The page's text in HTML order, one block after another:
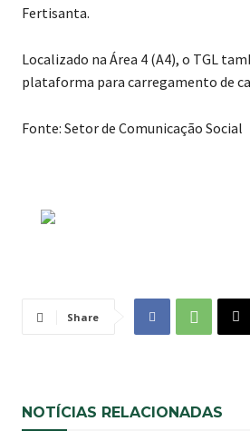
Fertisanta.
Localizado na Área 4 (A4), o TGL
plataforma para carregamento de
Fonte: Setor de Comunicação Social
Share
NOTÍCIAS RELACIONADAS